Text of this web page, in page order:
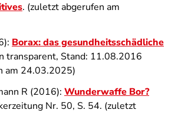
. (zuletzt abgerufen am
Borax: das gesundheitsschädliche
transparent, Stand: 11.08.2016
am 24.03.2025)
R (2016): Wunderwaffe Bor?
Nr. 50, S. 54. (zuletzt